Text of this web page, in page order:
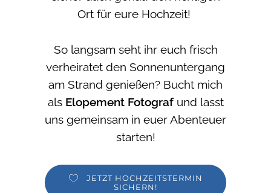
Ort für eure Hochzeit!
So langsam seht ihr euch frisch
verheiratet den Sonnenuntergang
am Strand genießen? Bucht mich
als Elopement Fotografund lasst
uns gemeinsam in euer Abenteuer
starten!
JETZT HOCHZEITSTERMIN
SICHERN!